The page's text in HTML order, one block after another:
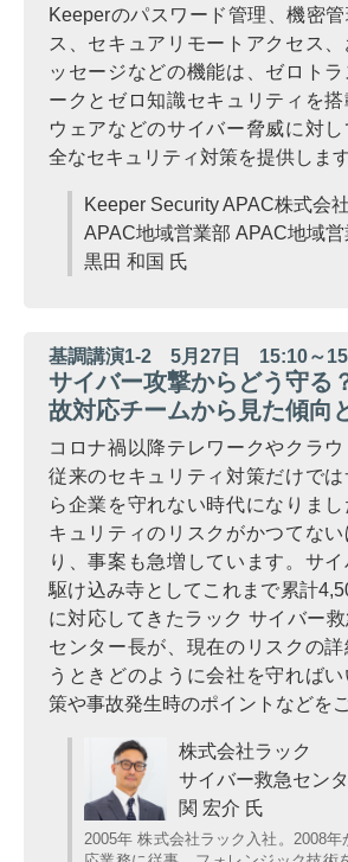
Keeperのパスワード管理、機密
ス、セキュアリモートアクセス
ッセージなどの機能は、ゼロト
ークとゼロ知識セキュリティを
ウェアなどのサイバー脅威に対
全なセキュリティ対策を提供します
Keeper Security APAC株式会社
APAC地域営業部 APAC地域
黒田 和国 氏
基調講演1-2 5月27日 15:10～
サイバー攻撃からどう守る
故対応チームから見た傾向
コロナ禍以降テレワークやクラウ
従来のセキュリティ対策だけで
ら企業を守れない時代になりま
キュリティのリスクがかつてな
り、事案も急増しています。サ
駆け込み寺としてこれまで累計
に対応してきたラック サイバー
センター長が、現在のリスクの
うときどのように会社を守れば
策や事故発生時のポイントなどを
株式会社ラック
サイバー救急セン
関 宏介 氏
2005年 株式会社ラック入社。2008